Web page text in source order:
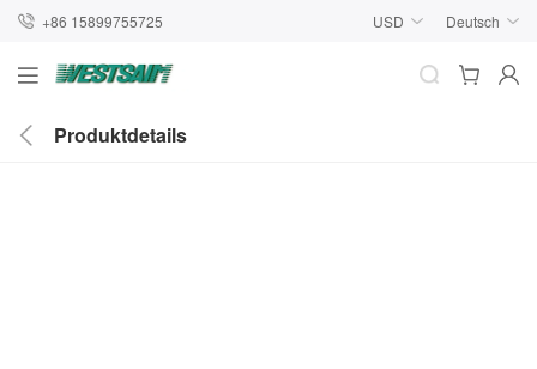
+86 15899755725 USD Deutsch
Produktdetails